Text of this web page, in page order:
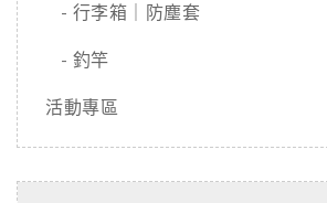
- 行李箱｜防塵套
- 釣竿
活動專區